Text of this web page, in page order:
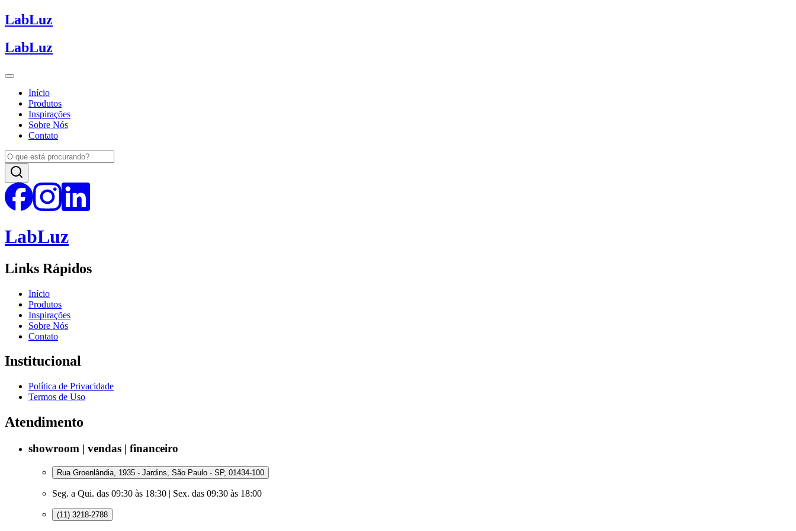
LabLuz
LabLuz
Início
Produtos
Inspirações
Sobre Nós
Contato
LabLuz
Links Rápidos
Início
Produtos
Inspirações
Sobre Nós
Contato
Institucional
Política de Privacidade
Termos de Uso
Atendimento
showroom | vendas | financeiro
Rua Groenlândia, 1935 - Jardins, São Paulo - SP, 01434-100
Seg. a Qui. das 09:30 às 18:30 | Sex. das 09:30 às 18:00
(11) 3218-2788